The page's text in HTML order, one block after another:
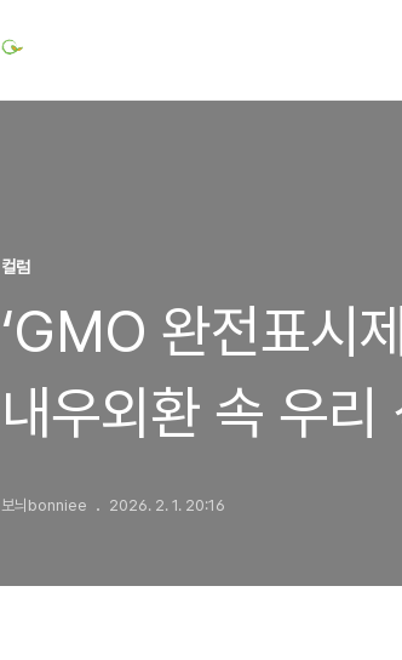
컬럼
‘GMO 완전표시
내우외환 속 우리
보늬bonniee 2026. 2. 1. 20:16